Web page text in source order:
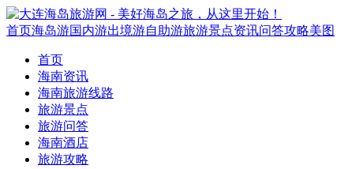
首页海岛游国内游出境游自助游旅游景点资讯问答攻略美图
首页
海南资讯
海南旅游线路
旅游景点
旅游问答
海南酒店
旅游攻略